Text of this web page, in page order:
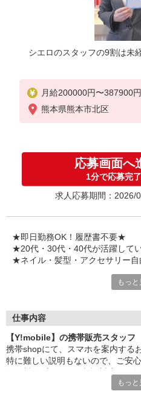
シエロのスタッフの9割は未
月給200000円〜387900
※試用期間あり3ヶ月
※残業代支給
゜+゜・。○。・゜+゜・
入社祝い金10万円支給(
お友達を紹介頂くと,
インセンティブ支給(規定
熊本県熊本市北区
応募画面へ
1分で応募完
求人応募期間：2026/
★即日勤務OK！履歴書不要★
★20代・30代・40代が活躍して
★ネイル・髪型・アクセサリー自
でも心配ご無用！
お互いに教え合ったり、フォロー
和気あいあいとした人間関係があ
皆で一緒にステップアップしまし
【選べるお仕事いろいろ】
もっと
仕事内容
【Y!mobile】の携帯販売スタッフ
携帯shopにて、スマホを案内する
特に難しい説明もないので、ご安
もっと